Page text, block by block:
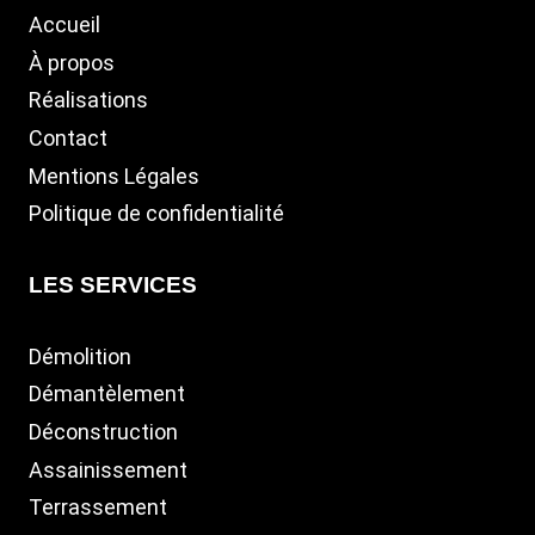
pour des travaux de démolition, de rénovation
ou de réalisation, l’entreprise DAT est à votre
disposition à Saintes et dans tout le
Accueil
À propos
Réalisations
Contact
Mentions Légales
Politique de confidentialité
LES SERVICES
Démolition
Démantèlement
Déconstruction
Assainissement
Terrassement